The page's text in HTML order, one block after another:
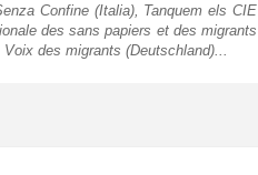
Confine (Italia), Tanquem els CIE
des sans papiers et des migrants
des migrants (Deutschland)...